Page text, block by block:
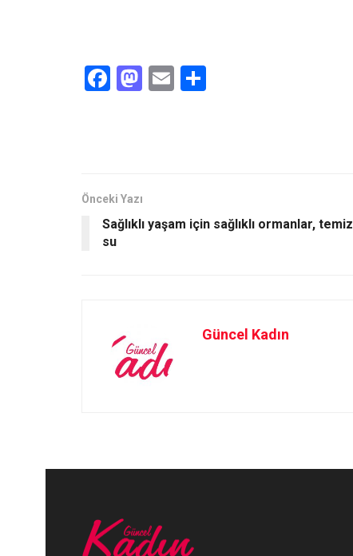
F
o
k
M
n
E
Önceki Yazı
Sağlıklı yaşam için sağlıklı ormanlar, temiz
su
Güncel Kadın